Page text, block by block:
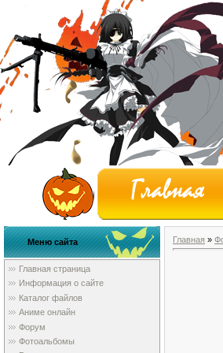
Меню сайта
Главная страница
Информация о сайте
Каталог файлов
Аниме онлайн
Форум
Фотоальбомы
Главная »